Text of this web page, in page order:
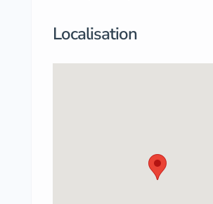
Localisation